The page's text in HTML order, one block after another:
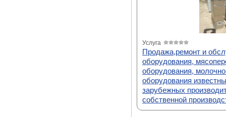
Услуга
Продажа,ремонт и
оборудования,
оборудования,
оборудования
зарубежных
собственной